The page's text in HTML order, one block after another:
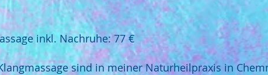
inkl. Nachruhe: 77 €
sind in meiner Naturheilpraxis in